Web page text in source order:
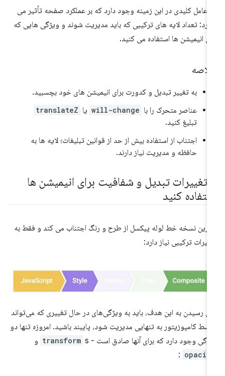
عامل کلیدی در این زمینه وجود دارد که بر عملکرد صفحه تأثیر می
تعداد لایه های ترکیبی که باید مدیریت شوند و ویژگی هایی که
انیمیشن ها استفاده می کنید.
به تغییر تبدیل و کدورت برای انیمیشن های خود بچسبید.
عناصر متحرک را با
will-change یا translateZ
تبلیغ کنید.
اجتناب از استفاده بیش از حد از قوانین تبلیغات؛ لایه ها به
حافظه و مدیریت نیاز دارند.
تغییرات تبدیل و شفافیت برای انیمیشن ها
کنید
نسخه خط لوله پیکسل از طرح و رنگ اجتناب می کند و فقط به
ترکیبی نیاز دارد:
رسیدن به این هدف، باید به ویژگی‌های در حال تغییری که می‌تواند
کامپوزیتور به تنهایی مدیریت شود، پایبند باشید. امروزه تنها دو
وجود دارد که برای آنها صادق است -
transform s و
: